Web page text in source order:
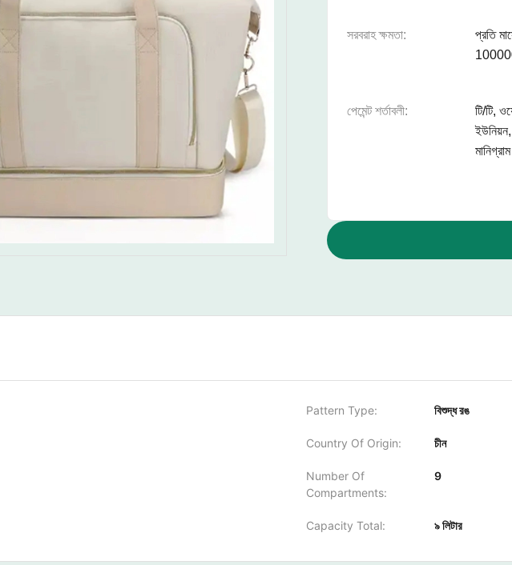
সরবরাহ ক্ষমতা:
প্রতি
পেমেন্ট শর্তাবলী:
টি/টি,
মানিগ্রাম
Pattern Type: বিশুদ্ধ রঙ
Country Of Origin: চীন
Number Of
Compartments:
9
Capacity Total: ৯ লিটার